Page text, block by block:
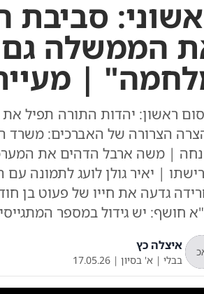
סביבת
הממשלה
|
ראשון: יהדות התורה תפיל
הצרורה של האברכים: משרד
| משה ארבל הדהים את
| יאיר גולן לועג לתמונה
גדעה את חייו של פעוט בן
חושף: יש גידול במספר
איצלה כץ
בבלי| א' בסיון |
17.05.26